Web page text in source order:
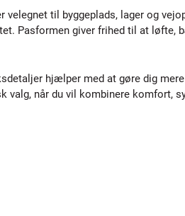
til byggeplads, lager og
Pasformen giver frihed til at løfte,
hjælper med at gøre dig
når du vil kombinere komfort,